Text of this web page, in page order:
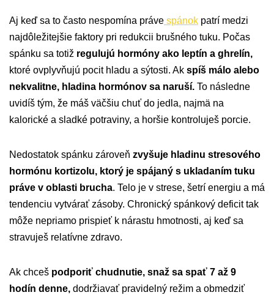
Aj keď sa to často nespomína práve spánok patrí medzi
najdôležitejšie faktory pri redukcii brušného tuku. Počas
spánku sa totiž regulujú hormóny ako leptín a ghrelín,
ktoré ovplyvňujú pocit hladu a sýtosti. Ak spíš málo alebo
nekvalitne, hladina hormónov sa naruší. To následne
uvidíš tým, že máš väčšiu chuť do jedla, najmä na
kalorické a sladké potraviny, a horšie kontroluješ porcie.
Nedostatok spánku zároveň zvyšuje hladinu stresového
hormónu kortizolu, ktorý je spájaný s ukladaním tuku
práve v oblasti brucha. Telo je v strese, šetrí energiu a má
tendenciu vytvárať zásoby. Chronický spánkový deficit tak
môže nepriamo prispieť k nárastu hmotnosti, aj keď sa
stravuješ relatívne zdravo.
Ak chceš podporiť chudnutie, snaž sa spať 7 až 9
hodín denne, dodržiavať pravidelný režim a obmedziť